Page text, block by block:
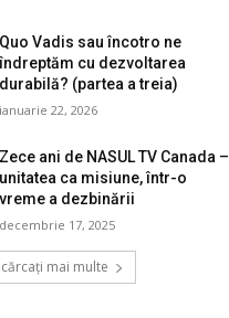
Quo Vadis sau încotro ne
îndreptăm cu dezvoltarea
durabilă? (partea a treia)
ianuarie 22, 2026
Zece ani de NASUL TV Canada –
unitatea ca misiune, într-o
vreme a dezbinării
decembrie 17, 2025
mai multe